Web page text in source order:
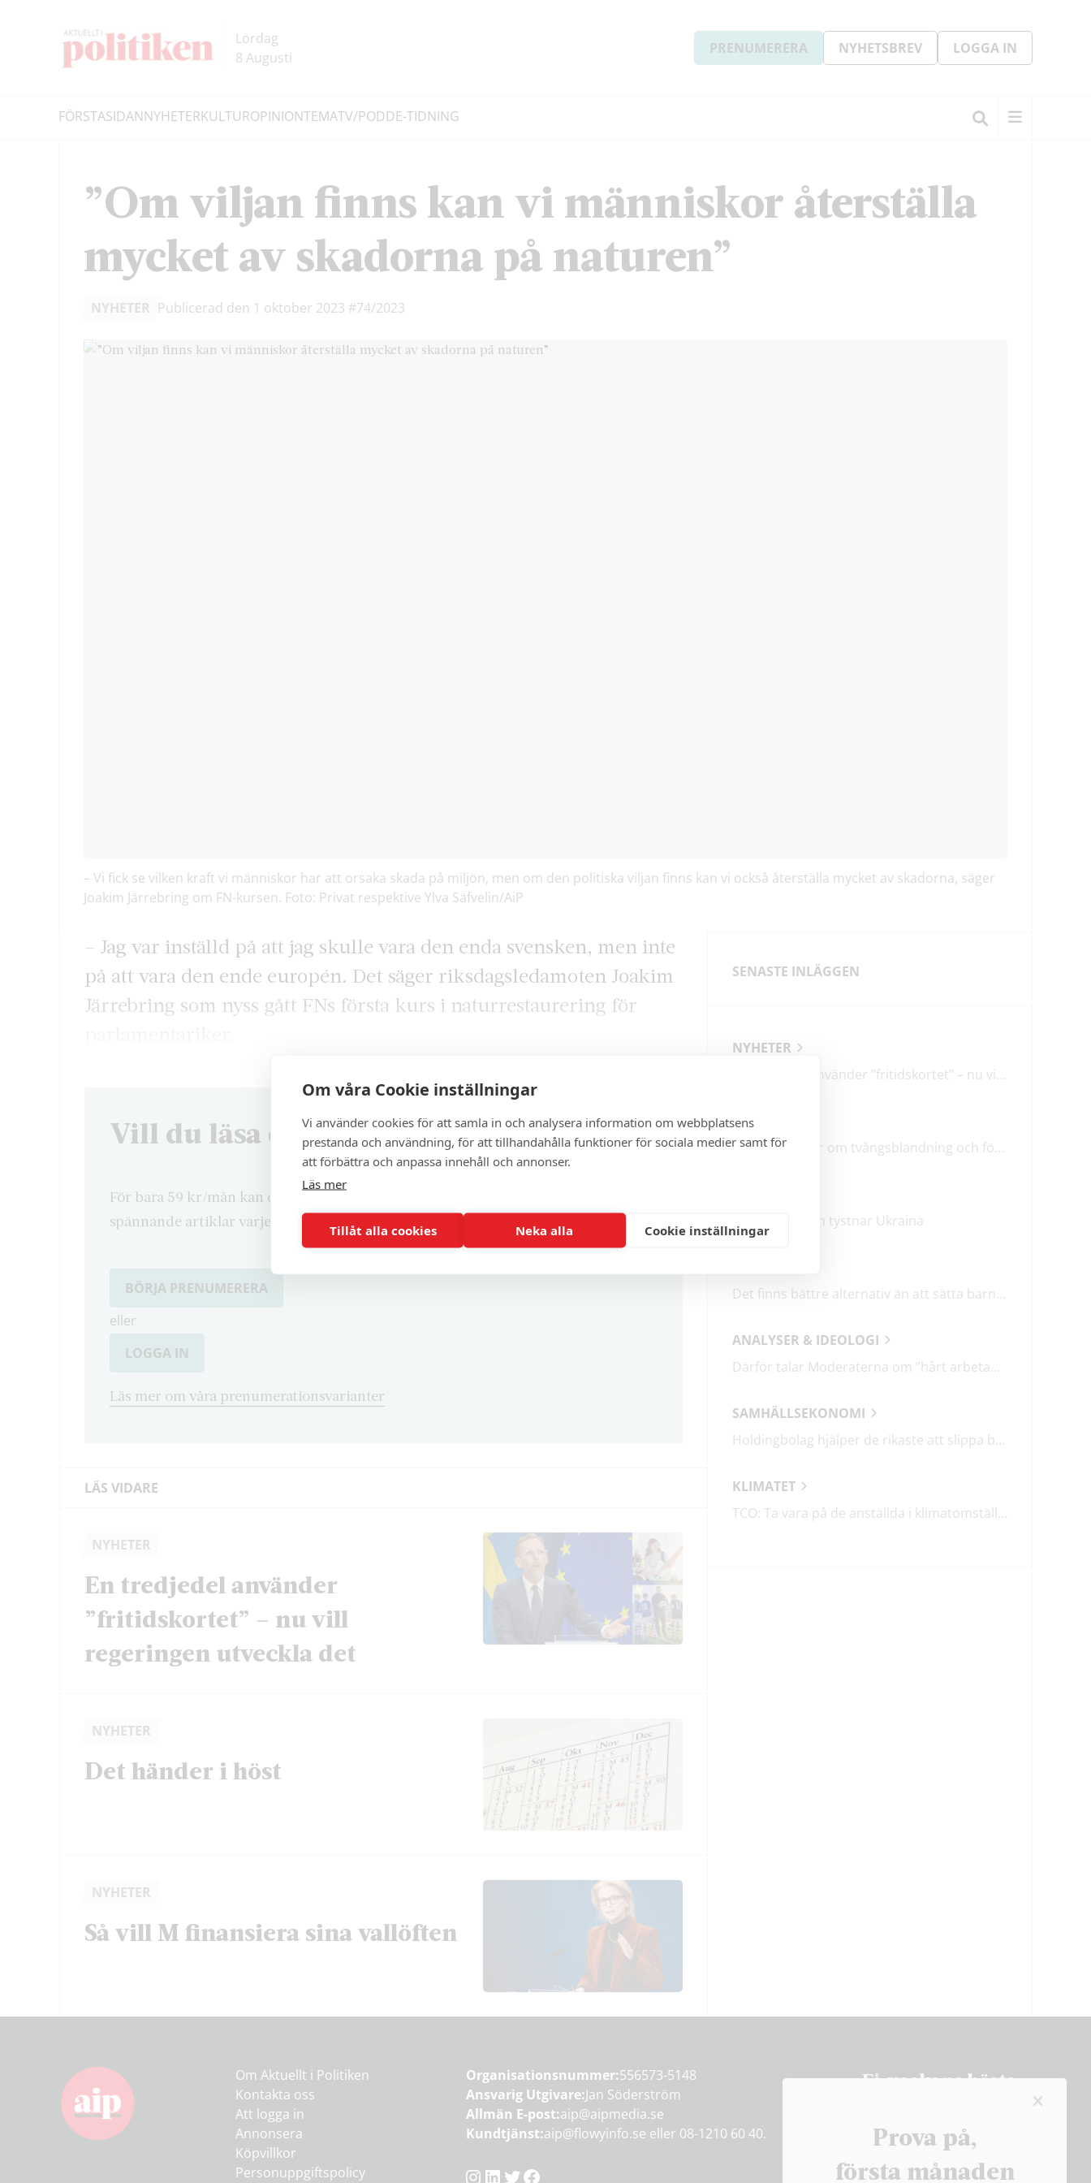
Om våra Cookie inställningar
Vi använder cookies för att samla in och analysera information om webbplatsens
prestanda och användning, för att tillhandahålla funktioner för sociala medier samt för
att förbättra och anpassa innehåll och annonser.
Läs mer
Tillåt alla cookies Neka alla Cookie inställningar
Lördag
8 Augusti
PRENUMERERA NYHETSBREV LOGGA IN
FÖRSTASIDANNYHETERKULTUROPINIONTEMATV/PODDE-TIDNING
Prova på,
första månaden
”Om viljan finns kan vi människor återställa
mycket av skadorna på naturen”
NYHETER Publicerad den 1 oktober 2023 #74/2023
– Vi fick se vilken kraft vi människor har att orsaka skada på miljön, men om den politiska viljan finns kan vi också återställa mycket av skadorna, säger
Joakim Järrebring om FN-kursen. Foto: Privat respektive Ylva Säfvelin/AiP
– Jag var inställd på att jag skulle vara den enda svensken, men inte
på att vara den ende europén. Det säger riksdagsledamoten Joakim
Järrebring som nyss gått FNs första kurs i naturrestaurering för
Vill du läsa denna artikel?
För bara 59 kr/mån kan du läsa både denna och cirka 100 andra exklusiva och
spännande artiklar varje månad.
BÖRJA PRENUMERERA
eller
LOGGA IN
Läs mer om våra prenumerationsvarianter
LÄS VIDARE
NYHETER
En tredjedel använder
”fritidskortet” – nu vill
regeringen utveckla det
NYHETER
Det händer i höst
NYHETER
Så vill M finansiera sina vallöften
SENASTE INLÄGGEN
NYHETER
En tredjedel använder ”fritidskortet” – nu vill regeringen utveckla det
LEDARE
M & SD hycklar om tvångsblandning och förvärrar segregationen
Mitt i frukosten tystnar Ukraina
Det finns bättre alternativ än att sätta barn i fängelse
ANALYSER & IDEOLOGI
Därför talar Moderaterna om ”hårt arbetande människor”
SAMHÄLLSEKONOMI
Holdingbolag hjälper de rikaste att slippa betala miljarder i skatt
KLIMATET
TCO: Ta vara på de anställda i klimatomställningen
Om Aktuellt i Politiken
Kontakta oss
Att logga in
Annonsera
Köpvillkor
Personuppgiftspolicy
Organisationsnummer:556573-5148
Ansvarig Utgivare:Jan Söderström
Allmän E-post:aip@aipmedia.se
Kundtjänst:aip@flowyinfo.se eller 08-1210 60 40.
Instagram
LinkedIn
Twitter
Facebook
Få veckans bästa
PRENUMERERA